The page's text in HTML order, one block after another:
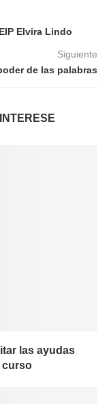
Elvira Lindo
Siguiente
de las palabras
las ayudas
curso